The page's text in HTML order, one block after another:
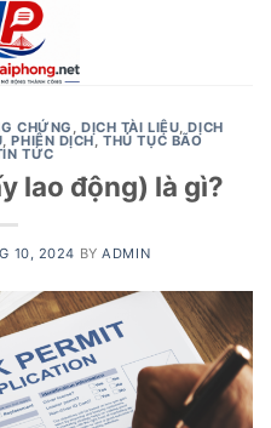
CHỨNG , DỊCH TÀI LIỆU,DỊCH
,PHIÊN DỊCH,THỦ TỤC BÃO
TỨC
lao động) là gì?
10, 2024 BYADMIN